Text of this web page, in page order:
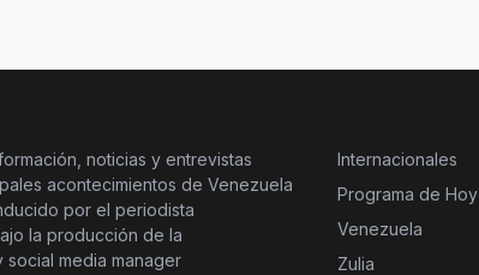
noticias y entrevistas
acontecimientos de Venezuela
por el periodista
la producción de la
social media manager
Internacionales
Programa de Hoy
Venezuela
Zulia